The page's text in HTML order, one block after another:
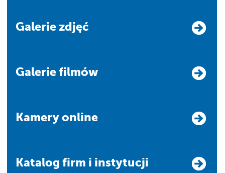
Galerie zdjęć
Galerie filmów
Kamery online
Katalog firm i instytucji